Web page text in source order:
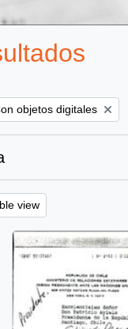
filter:
objetos digitales
view